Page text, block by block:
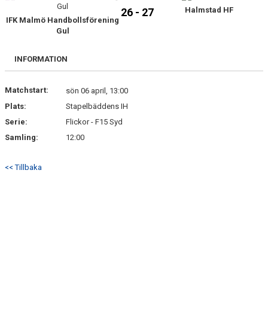
KONTAKT
MATCHER
IFK Malmö Handbollsförening
Gul
26 - 27 Halmstad HF
INFORMATION
Matchstart:
sön 06 april, 13:00
Plats:
Stapelbäddens IH
Serie:
Flickor - F15 Syd
Samling:
12:00
<< Tillbaka